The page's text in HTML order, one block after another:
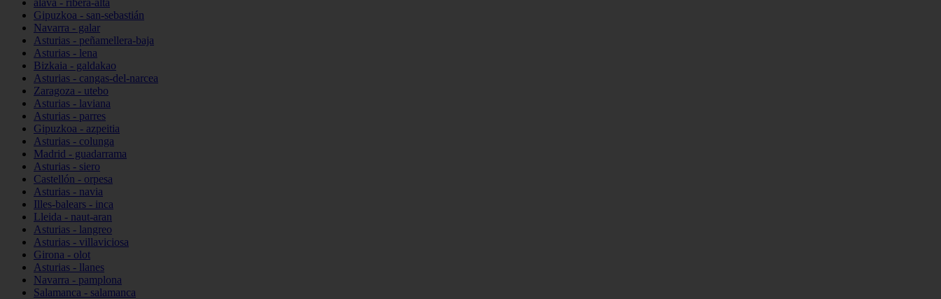
álava - ribera-alta
Gipuzkoa - san-sebastián
Navarra - galar
Asturias - peñamellera-baja
Asturias - lena
Bizkaia - galdakao
Asturias - cangas-del-narcea
Zaragoza - utebo
Asturias - laviana
Asturias - parres
Gipuzkoa - azpeitia
Asturias - colunga
Madrid - guadarrama
Asturias - siero
Castellón - orpesa
Asturias - navia
Illes-balears - inca
Lleida - naut-aran
Asturias - langreo
Asturias - villaviciosa
Girona - olot
Asturias - llanes
Navarra - pamplona
Salamanca - salamanca